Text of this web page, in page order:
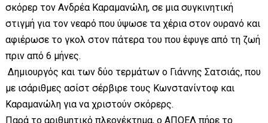
σκόρερ τον Ανδρέα Καραμανώλη, σε μια συγκινητική
στιγμή για τον νεαρό που ύψωσε τα χέρια στον ουρανό και
αφιέρωσε το γκολ στον πάτερα του που έφυγε από τη ζωή
πριν από 6 μήνες.
Δημιουργός και των δύο τερμάτων ο Γιάννης Σατσιάς, που
με ισάριθμες ασίστ σέρβιρε τους Κωνστανίντοφ και
Καραμανώλη για να χριστούν σκόρερς.
Παρά το αριθμητικό πλεονέκτημα, ο ΑΠΟΕΛ πήρε το